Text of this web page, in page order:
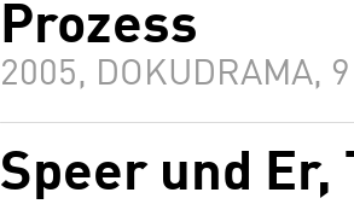
Prozess
2005, DOKUDRAMA,
Speer und Er,